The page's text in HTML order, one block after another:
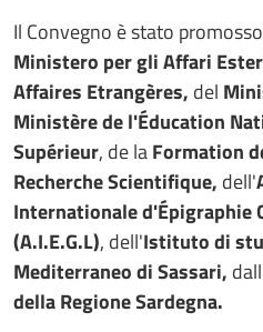
Il Convegno è stato
Ministero per gli Affari
Affaires Etrangères, del
Ministère de l'Éducation
Supérieur, de laFormation
Recherche Scientifique, dell'
Internationale d'Épigraphie
(A.I.E.G.L), dell'Istituto di
Mediterraneo di Sassari,
della Regione Sardegna.